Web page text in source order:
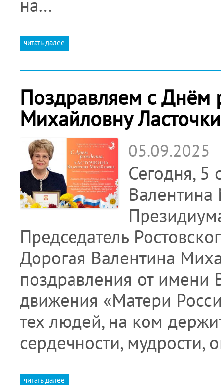
на…
читать далее
Поздравляем с Днём
Михайловну
05.09.2025
Сегодня, 5
Валентина
Председатель
Дорогая Валентина
поздравления от имени
движения «Матери
тех людей, на ком
сердечности,
читать далее